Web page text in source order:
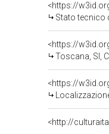
<https://
Stato tecnico
<https://
Toscana, SI,
<https://
<http://